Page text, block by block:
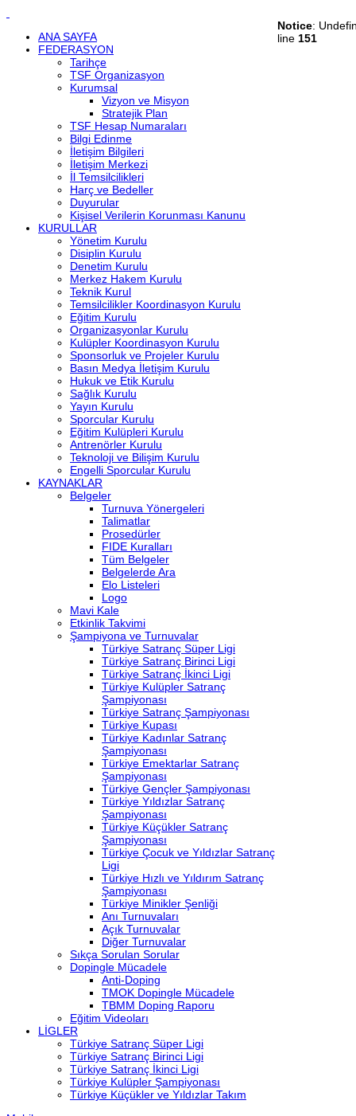
ANA SAYFA
FEDERASYON
Tarihçe
TSF Organizasyon
Kurumsal
Vizyon ve Misyon
Stratejik Plan
TSF Hesap Numaraları
Bilgi Edinme
İletişim Bilgileri
İletişim Merkezi
İl Temsilcilikleri
Harç ve Bedeller
Duyurular
Kişisel Verilerin Korunması Kanunu
KURULLAR
Yönetim Kurulu
Disiplin Kurulu
Denetim Kurulu
Merkez Hakem Kurulu
Teknik Kurul
Temsilcilikler Koordinasyon Kurulu
Eğitim Kurulu
Organizasyonlar Kurulu
Kulüpler Koordinasyon Kurulu
Sponsorluk ve Projeler Kurulu
Basın Medya İletişim Kurulu
Hukuk ve Etik Kurulu
Sağlık Kurulu
Yayın Kurulu
Sporcular Kurulu
Eğitim Kulüpleri Kurulu
Antrenörler Kurulu
Teknoloji ve Bilişim Kurulu
Engelli Sporcular Kurulu
KAYNAKLAR
Belgeler
Turnuva Yönergeleri
Talimatlar
Prosedürler
FIDE Kuralları
Tüm Belgeler
Belgelerde Ara
Elo Listeleri
Logo
Mavi Kale
Etkinlik Takvimi
Şampiyona ve Turnuvalar
Türkiye Satranç Süper Ligi
Türkiye Satranç Birinci Ligi
Türkiye Satranç İkinci Ligi
Türkiye Kulüpler Satranç
Şampiyonası
Türkiye Satranç Şampiyonası
Türkiye Kupası
Türkiye Kadınlar Satranç
Şampiyonası
Türkiye Emektarlar Satranç
Şampiyonası
Türkiye Gençler Şampiyonası
Türkiye Yıldızlar Satranç
Şampiyonası
Türkiye Küçükler Satranç
Şampiyonası
Türkiye Çocuk ve Yıldızlar Satranç
Ligi
Türkiye Hızlı ve Yıldırım Satranç
Şampiyonası
Türkiye Minikler Şenliği
Anı Turnuvaları
Açık Turnuvalar
Diğer Turnuvalar
Sıkça Sorulan Sorular
Dopingle Mücadele
Anti-Doping
TMOK Dopingle Mücadele
TBMM Doping Raporu
Eğitim Videoları
LİGLER
Türkiye Satranç Süper Ligi
Türkiye Satranç Birinci Ligi
Türkiye Satranç İkinci Ligi
Türkiye Kulüpler Şampiyonası
Türkiye Küçükler ve Yıldızlar Takım
Notice:
line 151